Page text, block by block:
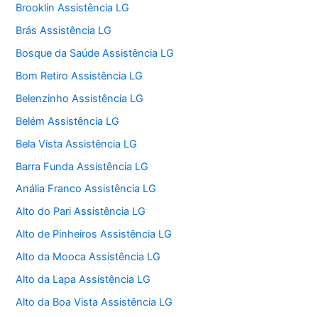
Brooklin Assistência LG
Brás Assistência LG
Bosque da Saúde Assistência LG
Bom Retiro Assistência LG
Belenzinho Assistência LG
Belém Assistência LG
Bela Vista Assistência LG
Barra Funda Assistência LG
Anália Franco Assistência LG
Alto do Pari Assistência LG
Alto de Pinheiros Assistência LG
Alto da Mooca Assistência LG
Alto da Lapa Assistência LG
Alto da Boa Vista Assistência LG